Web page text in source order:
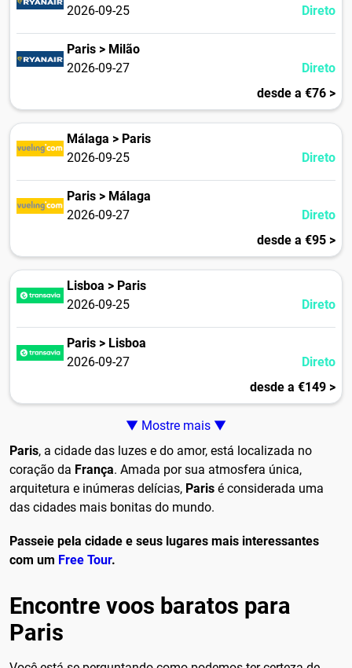
2026-09-25
Direto
Paris > Milão
2026-09-27
Direto
desde a €76 >
Málaga > Paris
2026-09-25
Direto
Paris > Málaga
2026-09-27
Direto
desde a €95 >
Lisboa > Paris
2026-09-25
Direto
Paris > Lisboa
2026-09-27
Direto
desde a €149 >
▼ Mostre mais ▼
Paris, a cidade das luzes e do amor, está localizada no
coração da França. Amada por sua atmosfera única,
arquitetura e inúmeras delícias, Paris é considerada uma
das cidades mais bonitas do mundo.
Passeie pela cidade e seus lugares mais interessantes
com um Free Tour.
Encontre voos baratos para
Paris